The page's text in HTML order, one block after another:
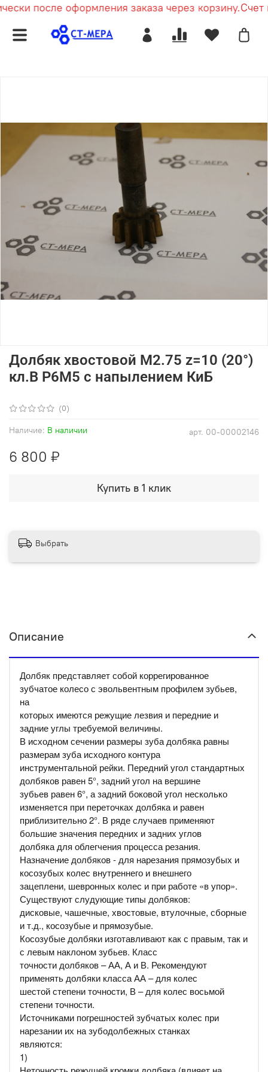
после оформления заказа через корзину.Счет
(0)
арт. 00-00002146
Наличие: В наличии
Долбяк хвостовой М2.75 z=10 (20°)
кл.В Р6М5 с напылением КиБ
6 800 ₽
Купить в 1 клик
Выбрать
Описание
Долбяк представляет собой коррегированное
зубчатое колесо с эвольвентным профилем зубьев,
на
которых имеются режущие лезвия и передние и
задние углы требуемой величины.
В исходном сечении размеры зуба долбяка равны
размерам зуба исходного контура
инструментальной рейки. Передний угол стандартных
долбяков равен 5°, задний угол на вершине
зубьев равен 6°, а задний боковой угол несколько
изменяется при переточках долбяка и равен
приблизительно 2°. В ряде случаев применяют
большие значения передних и задних углов
долбяка для облегчения процесса резания.
Назначение долбяков - для нарезания прямозубых и
косозубых колес внутреннего и внешнего
зацеплени, шевронных колес и при работе «в упор».
Существуют слудующие типы долбяков:
дисковые, чашечные, хвостовые, втулочные, сборные
и т.д., косозубые и прямозубые.
Косозубые долбяки изготавливают как с правым, так и
с левым наклоном зубьев. Класс
точности долбяков – АА, А и В. Рекомендуют
применять долбяки класса АА – для колес
шестой степени точности, В – для колес восьмой
степени точности.
Источниками погрешностей зубчатых колес при
нарезании их на зубодолбежных станках
являются:
1)